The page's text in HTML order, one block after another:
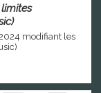
modifiant les